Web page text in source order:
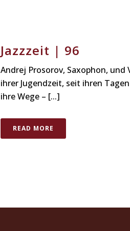
Jazzzeit | 96
Andrej Prosorov, Saxophon, und
ihrer Jugendzeit, seit ihren
ihre Wege – [...]
READ MORE